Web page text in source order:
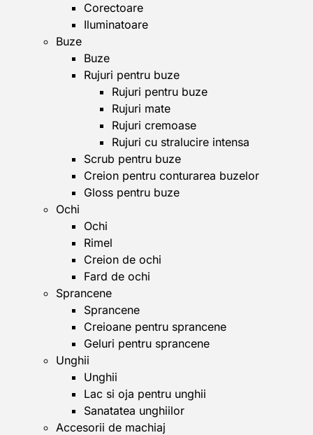
Corectoare
Iluminatoare
Buze
Buze
Rujuri pentru buze
Rujuri pentru buze
Rujuri mate
Rujuri cremoase
Rujuri cu stralucire intensa
Scrub pentru buze
Creion pentru conturarea buzelor
Gloss pentru buze
Ochi
Ochi
Rimel
Creion de ochi
Fard de ochi
Sprancene
Sprancene
Creioane pentru sprancene
Geluri pentru sprancene
Unghii
Unghii
Lac si oja pentru unghii
Sanatatea unghiilor
Accesorii de machiaj